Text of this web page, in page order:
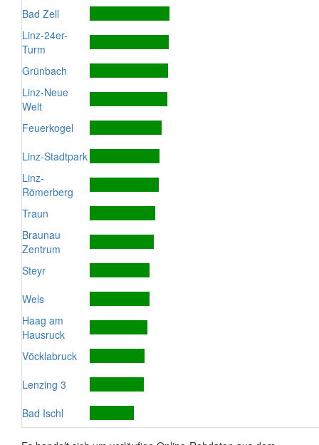
Bad Zell
Linz-24er-
Turm
Grünbach
Linz-Neue
Welt
Feuerkogel
Linz-Stadtpark
Linz-
Römerberg
Traun
Braunau
Zentrum
Steyr
Wels
Haag am
Hausruck
Vöcklabruck
Lenzing 3
Bad Ischl